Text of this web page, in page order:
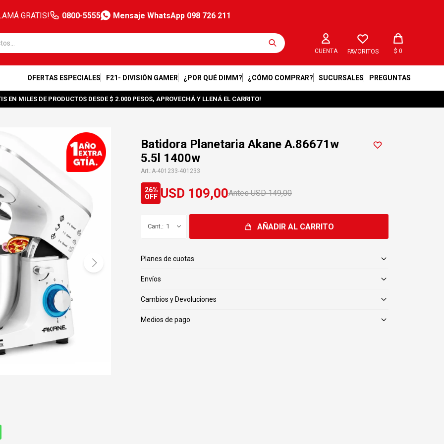
GRATIS! 0800-5555 Mensaje WhatsApp 098 726 211
OFERTAS ESPECIALES F21- DIVISIÓN GAMER ¿POR QUÉ DIMM? ¿CÓMO COMPRAR? SUCURSALES PREGUNTAS
FAVORITOS $ 0
EN MILES DE PRODUCTOS DESDE $ 2.000 PESOS, APROVECHÁ Y LLENÁ EL CARRITO!
Batidora Planetaria Akane A.86671w
5.5l 1400w
A-401233-401233
USD 109,00 USD 149,00
26
1 AÑADIR AL CARRITO
Planes de cuotas
Envíos
Cambios y Devoluciones
Medios de pago